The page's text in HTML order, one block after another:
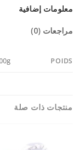
معلومات إضافية
مراجعات (0)
POIDS
منتجات ذات صلة